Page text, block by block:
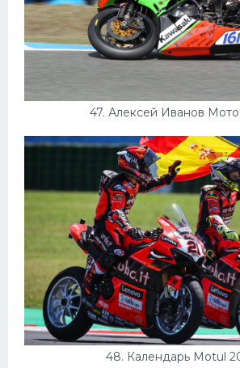
47. Алексей Иванов
48. Календарь Motul